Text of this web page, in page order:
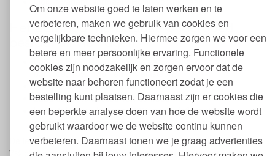
Om onze website goed te laten werken en te
verbeteren, maken we gebruik van cookies en
vergelijkbare technieken. Hiermee zorgen we voor een
betere en meer persoonlijke ervaring. Functionele
cookies zijn noodzakelijk en zorgen ervoor dat de
website naar behoren functioneert zodat je een
bestelling kunt plaatsen. Daarnaast zijn er cookies die
een beperkte analyse doen van hoe de website wordt
gebruikt waardoor we de website continu kunnen
verbeteren. Daarnaast tonen we je graag advertenties
Het Bamboo menstruatie ondergoed
bestaat uit vier lagen:
Laag 1: Buiten laag gemaakt van 79% viscose van
bamboe, 15% nylon en 6% elastaan.
Laag 2: 100% Katoen kruisje
Laag 3: 100% viscose van bamboe
Laag 4: Lekvrij deel van: 86% modal (afkomstig van
strandhout), 7% zeewiervezel en 7% elastaan
De lekvrije laag is gemaakt van: 86% modal, 7% zeewiervezel en
7% elastaan. De modal (afkomstig van strandhout) en de